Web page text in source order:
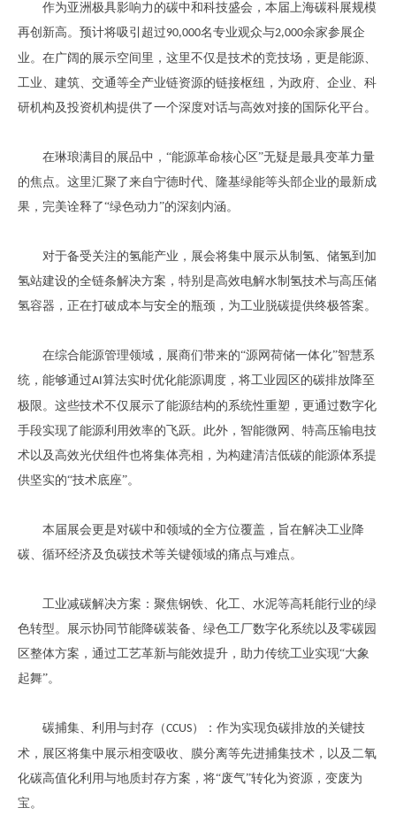
作为亚洲极具影响力的碳中和科技盛会，本届上海碳科展规模
再创新高。预计将吸引超过90,000名专业观众与2,000余家参展企
业。在广阔的展示空间里，这里不仅是技术的竞技场，更是能源、
工业、建筑、交通等全产业链资源的链接枢纽，为政府、企业、科
研机构及投资机构提供了一个深度对话与高效对接的国际化平台。
在琳琅满目的展品中， “能源革命核心区”无疑是最具变革力量
的焦点。这里汇聚了来自宁德时代、隆基绿能等头部企业的最新成
果，完美诠释了“绿色动力”的深刻内涵。
对于备受关注的氢能产业，展会将集中展示从制氢、储氢到加
氢站建设的全链条解决方案，特别是高效电解水制氢技术与高压储
氢容器，正在打破成本与安全的瓶颈，为工业脱碳提供终极答案。
在综合能源管理领域，展商们带来的“源网荷储一体化”智慧系
统，能够通过AI算法实时优化能源调度，将工业园区的碳排放降至
极限。这些技术不仅展示了能源结构的系统性重塑，更通过数字化
手段实现了能源利用效率的飞跃。此外，智能微网、特高压输电技
术以及高效光伏组件也将集体亮相，为构建清洁低碳的能源体系提
供坚实的“技术底座”。
本届展会更是对碳中和领域的全方位覆盖，旨在解决工业降
碳、循环经济及负碳技术等关键领域的痛点与难点。
工业减碳解决方案：聚焦钢铁、化工、水泥等高耗能行业的绿
色转型。展示协同节能降碳装备、绿色工厂数字化系统以及零碳园
区整体方案，通过工艺革新与能效提升，助力传统工业实现“大象
起舞”。
碳捕集、利用与封存（CCUS）：作为实现负碳排放的关键技
术，展区将集中展示相变吸收、膜分离等先进捕集技术，以及二氧
化碳高值化利用与地质封存方案，将“废气”转化为资源，变废为
宝。